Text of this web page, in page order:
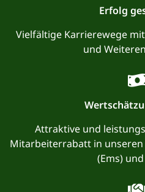
Erfolg
Vielfältige Karrierewege
und
Attraktive und
Mitarbeiterrabatt in
(Ems)